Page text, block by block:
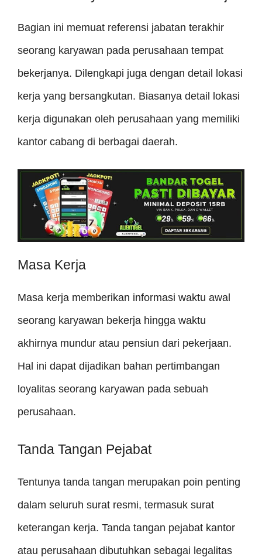
Bagian ini memuat referensi jabatan terakhir
seorang karyawan pada perusahaan tempat
bekerjanya. Dilengkapi juga dengan detail lokasi
kerja yang bersangkutan. Biasanya detail lokasi
kerja digunakan oleh perusahaan yang memiliki
kantor cabang di berbagai daerah.
Masa Kerja
Masa kerja memberikan informasi waktu awal
seorang karyawan bekerja hingga waktu
akhirnya mundur atau pensiun dari pekerjaan.
Hal ini dapat dijadikan bahan pertimbangan
loyalitas seorang karyawan pada sebuah
perusahaan.
Tanda Tangan Pejabat
Tentunya tanda tangan merupakan poin penting
dalam seluruh surat resmi, termasuk surat
keterangan kerja. Tanda tangan pejabat kantor
atau perusahaan dibutuhkan sebagai legalitas